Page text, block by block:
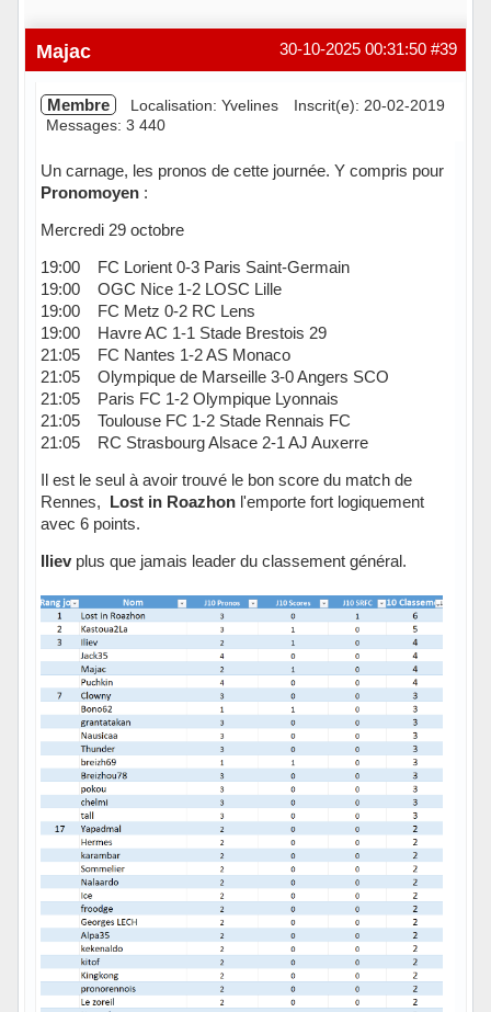
#39
30-10-2025 00:31:50
Majac
Membre Localisation: Yvelines
Inscrit(e): 20-02-2019
Messages: 3 440
Un carnage, les pronos de cette journée. Y compris pour
Pronomoyen:
Mercredi 29 octobre
19:00 FC Lorient 0-3 Paris Saint-Germain
19:00 OGC Nice 1-2 LOSC Lille
19:00 FC Metz 0-2 RC Lens
19:00 Havre AC 1-1 Stade Brestois 29
21:05 FC Nantes 1-2 AS Monaco
21:05 Olympique de Marseille 3-0 Angers SCO
21:05 Paris FC 1-2 Olympique Lyonnais
21:05 Toulouse FC 1-2 Stade Rennais FC
21:05 RC Strasbourg Alsace 2-1 AJ Auxerre
Il est le seul à avoir trouvé le bon score du match de
Rennes, Lost in Roazhonl'emporte fort logiquement
avec 6 points.
Ilievplus que jamais leader du classement général.